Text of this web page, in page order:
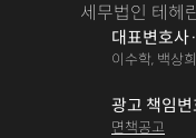
세무법인 테헤
대표변호사
이수학, 백상
광고 책임
면책공고